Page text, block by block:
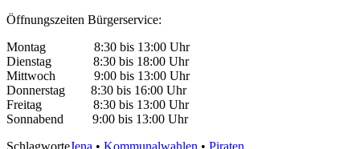
Öffnungszeiten Bürgerservice:
Montag 8:30 bis 13:00 Uhr
Dienstag 8:30 bis 18:00 Uhr
Mittwoch 9:00 bis 13:00 Uhr
Donnerstag 8:30 bis 16:00 Uhr
Freitag 8:30 bis 13:00 Uhr
Sonnabend 9:00 bis 13:00 Uhr
SchlagworteJena • Kommunalwahlen • Piraten